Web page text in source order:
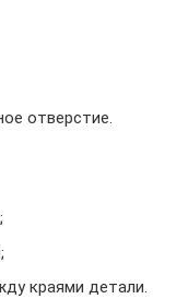
отверстие.
краями детали.